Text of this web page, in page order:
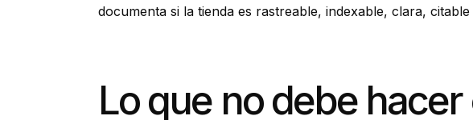
documenta si la tienda es rastreable, indexable, clara,
Lo que no debe